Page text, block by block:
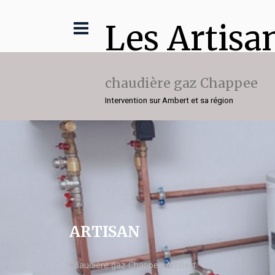
Les
chaudière gaz Chappee
Intervention sur Ambert et sa région
ARTISAN
chaudière gaz Chappee Ambert